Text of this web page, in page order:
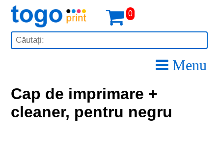
0
Menu
Cap de imprimare +
cleaner, pentru negru